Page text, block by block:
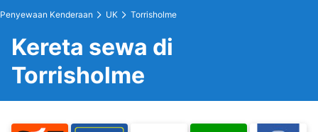
Penyewaan Kenderaan UK Torrisholme
Kereta sewa di
Torrisholme